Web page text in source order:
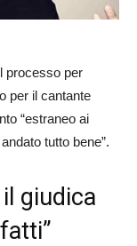
processo per
per il cantante
“estraneo ai
tutto bene”.
giudica